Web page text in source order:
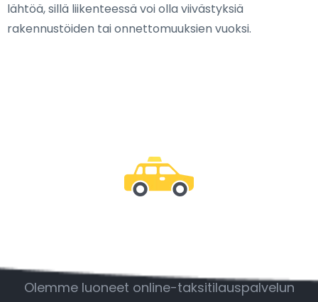
lähtöä, sillä liikenteessä voi olla viivästyksiä
rakennustöiden tai onnettomuuksien vuoksi.
Olemme luoneet online-taksitilauspalvelun